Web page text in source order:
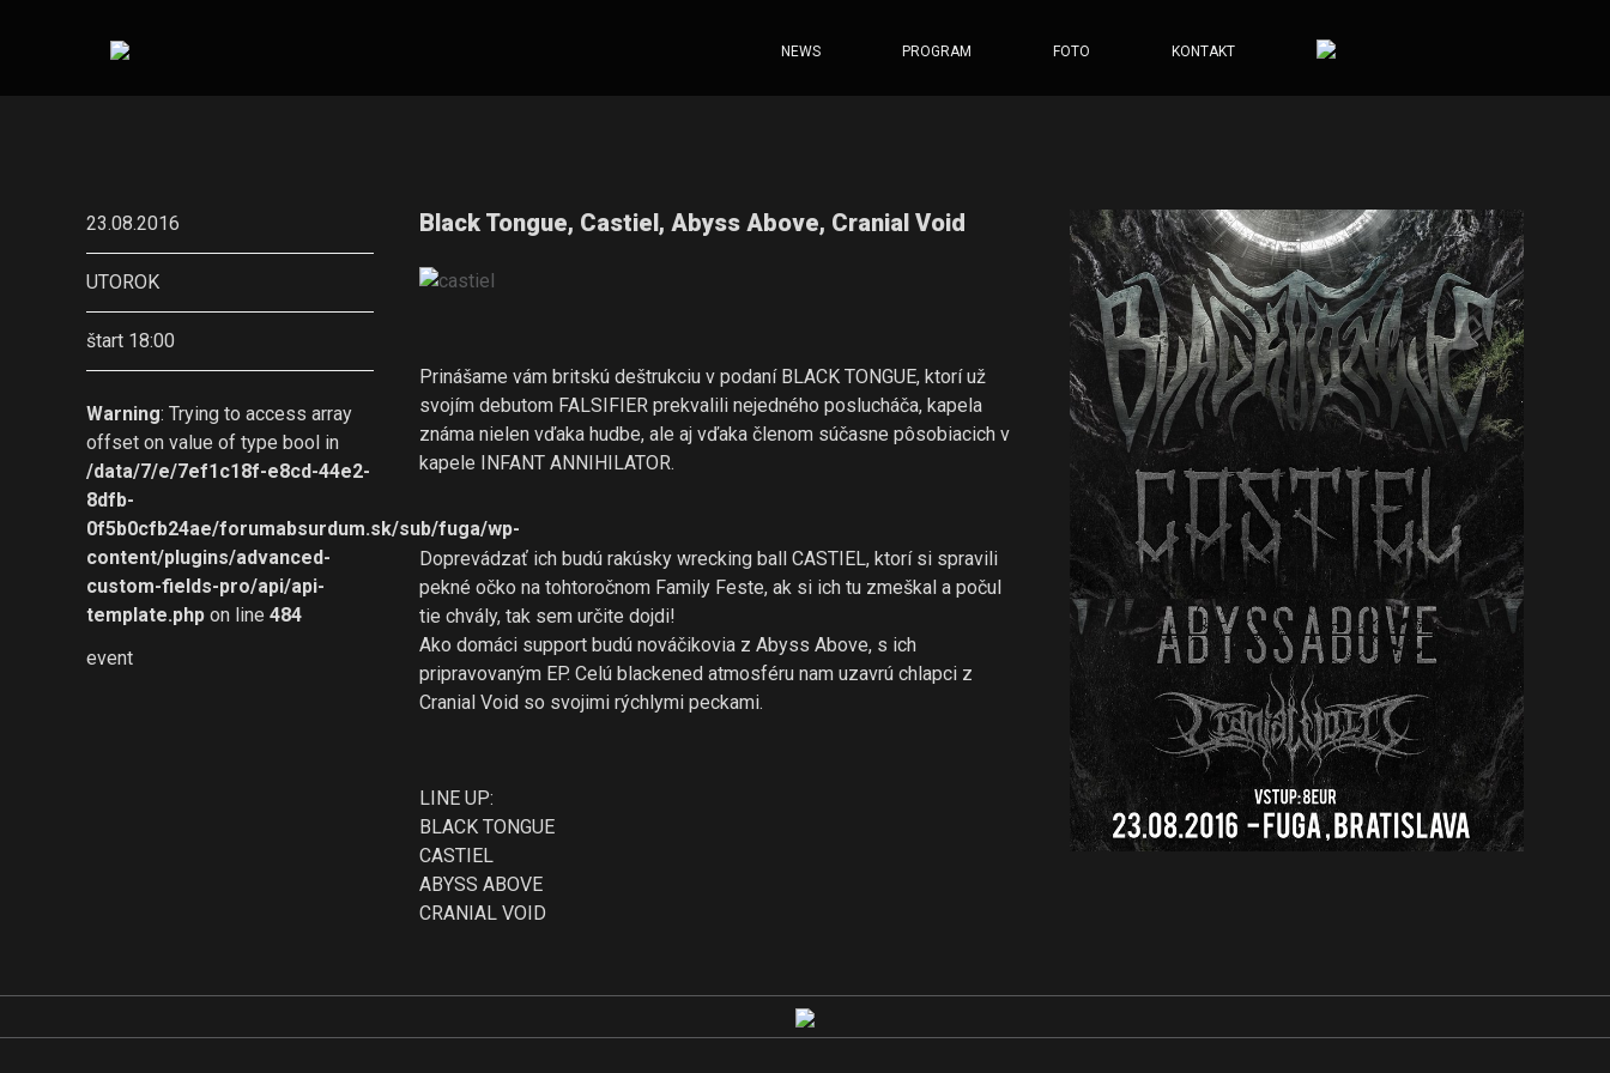
NEWS PROGRAM FOTO KONTAKT
23.08.2016
UTOROK
štart 18:00
Warning: Trying to access array
offset on value of type bool in
/data/7/e/7ef1c18f-e8cd-44e2-
8dfb-
0f5b0cfb24ae/forumabsurdum.sk/sub/fuga/wp-
content/plugins/advanced-
custom-fields-pro/api/api-
template.php on line 484
event
Black Tongue, Castiel, Abyss Above, Cranial Void
Prinášame vám britskú deštrukciu v podaní BLACK TONGUE, ktorí už
svojím debutom FALSIFIER prekvalili nejedného poslucháča, kapela
známa nielen vďaka hudbe, ale aj vďaka členom súčasne pôsobiacich v
kapele INFANT ANNIHILATOR.
Doprevádzať ich budú rakúsky wrecking ball CASTIEL, ktorí si spravili
pekné očko na tohtoročnom Family Feste, ak si ich tu zmeškal a počul
tie chvály, tak sem určite dojdi!
Ako domáci support budú nováčikovia z Abyss Above, s ich
pripravovaným EP. Celú blackened atmosféru nam uzavrú chlapci z
Cranial Void so svojimi rýchlymi peckami.
LINE UP:
BLACK TONGUE
CASTIEL
ABYSS ABOVE
CRANIAL VOID